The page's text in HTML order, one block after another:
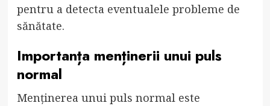
pentru a detecta eventualele probleme de
sănătate.
Importanța menținerii unui puls
normal
Menținerea unui puls normal este